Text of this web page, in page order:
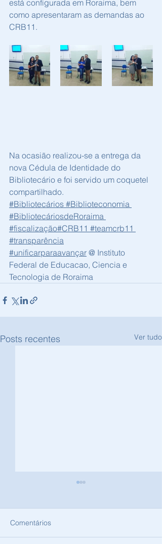
está configurada em Roraima, bem
como apresentaram as demandas ao
CRB11.
Na ocasião realizou-se a entrega da
nova Cédula de Identidade do
Bibliotecário e foi servido um coquetel
compartilhado.
#Bibliotecários #Biblioteconomia
#BibliotecáriosdeRoraima
#fiscalização#CRB11 #teamcrb11
#transparência
#unificarparaavançar @ Instituto
Federal de Educacao, Ciencia e
Tecnologia de Roraima
Posts recentes Ver tudo
Comentários